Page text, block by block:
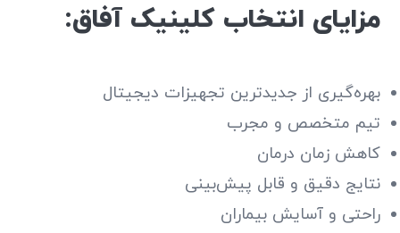
مزایای انتخاب کلینیک آفاق:
بهره‌گیری از جدیدترین تجهیزات دیجیتال
تیم متخصص و مجرب
کاهش زمان درمان
نتایج دقیق و قابل پیش‌بینی
راحتی و آسایش بیماران